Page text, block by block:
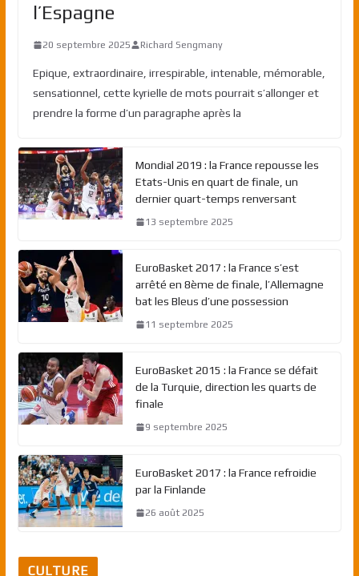
l’Espagne
20 septembre 2025 Richard Sengmany
Epique, extraordinaire, irrespirable, intenable, mémorable,
sensationnel, cette kyrielle de mots pourrait s’allonger et
prendre la forme d’un paragraphe après la
Mondial 2019 : la France repousse les
Etats-Unis en quart de finale, un
dernier quart-temps renversant
13 septembre 2025
EuroBasket 2017 : la France s’est
arrêté en 8ème de finale, l’Allemagne
bat les Bleus d’une possession
11 septembre 2025
EuroBasket 2015 : la France se défait
de la Turquie, direction les quarts de
finale
9 septembre 2025
EuroBasket 2017 : la France refroidie
par la Finlande
26 août 2025
CULTURE